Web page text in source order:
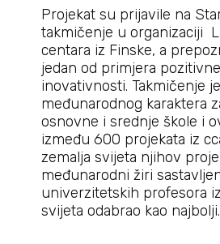
Projekat su prijavile na
takmičenje u organizaciji
centara iz Finske, a
jedan od primjera
inovativnosti. Takmičenje
međunarodnog karaktera
osnovne i srednje škole i
između 600 projekata iz
zemalja svijeta njihov
međunarodni žiri
univerzitetskih profesora
svijeta odabrao kao najbolji.